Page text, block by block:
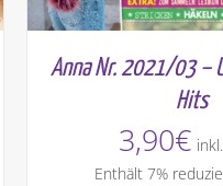
Anna Nr. 2021/03 –
Hits
3,90€
Enthält 7%